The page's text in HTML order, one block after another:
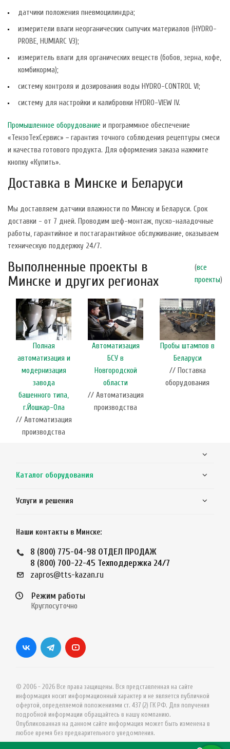
датчики положения пневмоцилиндра;
измерители влаги неорганических сыпучих материалов (HYDRO-
PROBE, HUMIARC V3);
измеритель влаги для органических веществ (бобов, зерна, кофе,
комбикорма);
систему контроля и дозирования воды HYDRO-CONTROL VI;
систему для настройки и калибровки HYDRO-VIEW IV.
Промышленное оборудование и программное обеспечение
«ТензоТехСервис» − гарантия точного соблюдения рецептуры смеси
и качества готового продукта. Для оформления заказа нажмите
кнопку «Купить».
Доставка в Минске и Беларуси
Мы доставляем датчики влажности по Минску и Беларуси. Срок
доставки - от 7 дней. Проводим шеф-монтаж, пуско-наладочные
работы, гарантийное и постагарантийное обслуживание, оказываем
техническую поддержку 24/7.
Выполненные проекты в
Минске и других регионах
(все
проекты)
Полная
автоматизация и
модернизация
завода
башенного типа,
г.Йошкар-Ола
// Автоматизация
производства
Автоматизация
БСУ в
Новгородской
области
// Автоматизация
производства
Пробы штампов в
Беларуси
// Поставка
оборудования
Каталог оборудования
Услуги и решения
Наши контакты в Минске:
8 (800) 775-04-98 ОТДЕЛ ПРОДАЖ
8 (800) 700-22-45 Техподдержка 24/7
zapros@tts-kazan.ru
Режим работы
Круглосуточно
© 2006 - 2026 Все права защищены. Вся представленная на сайте
информация носит информационный характер и не является публичной
офертой, определяемой положениями ст. 437 (2) ГК РФ. Для получения
подробной информации обращайтесь в нашу компанию.
Опубликованная на данном сайте информация может быть изменена в
любое время без предварительного уведомления.